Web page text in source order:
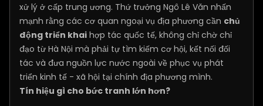
xử lý ở cấp trung ương. Thứ trưởng Ngô Lê Văn nhấn
mạnh rằng các cơ quan ngoại vụ địa phương cần chủ
động triển khai hợp tác quốc tế, không chỉ chờ chỉ
đạo từ Hà Nội mà phải tự tìm kiếm cơ hội, kết nối đối
tác và đưa nguồn lực nước ngoài về phục vụ phát
triển kinh tế - xã hội tại chính địa phương mình.
Tín hiệu gì cho bức tranh lớn hơn?